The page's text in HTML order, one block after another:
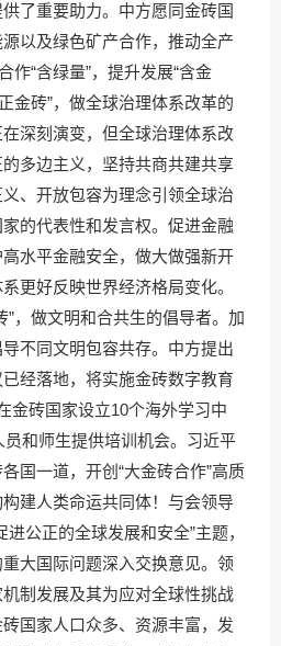
了重要助力。中方愿同金砖国
以及绿色矿产合作，推动全产
作“含绿量”，提升发展“含金
金砖”，做全球治理体系改革的
深刻演变，但全球治理体系改
多边主义，坚持共商共建共享
、开放包容为理念引领全球治
的代表性和发言权。促进金融
水平金融安全，做大做强新开
更好反映世界经济格局变化。
，做文明和合共生的倡导者。加
不同文明包容共存。中方提出
经落地，将实施金砖数字教育
金砖国家设立10个海外学习中
和师生提供培训机会。习近平
国一道，开创“大金砖合作”高质
建人类命运共同体！与会领导
公正的全球发展和安全”主题，
大国际问题深入交换意见。领
制发展及其为应对全球性挑战
国家人口众多、资源丰富，发